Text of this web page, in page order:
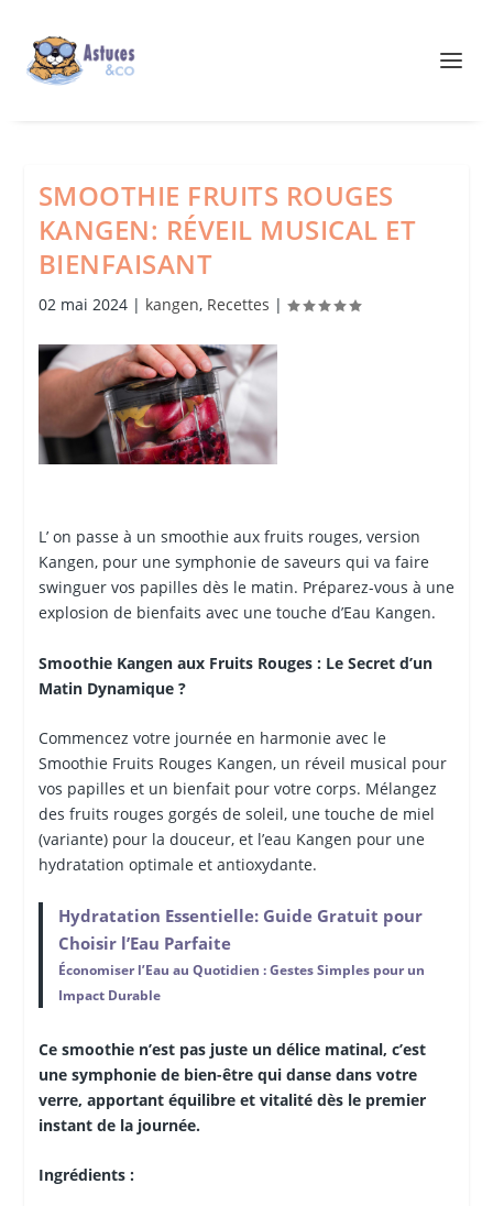
SMOOTHIE FRUITS ROUGES
KANGEN: RÉVEIL MUSICAL ET
BIENFAISANT
02 mai 2024| kangen, Recettes |
L’ on passe à un smoothie aux fruits rouges, version
Kangen, pour une symphonie de saveurs qui va faire
swinguer vos papilles dès le matin. Préparez-vous à une
explosion de bienfaits avec une touche d’Eau Kangen.
Smoothie Kangen aux Fruits Rouges : Le Secret d’un
Matin Dynamique ?
Commencez votre journée en harmonie avec le
Smoothie Fruits Rouges Kangen, un réveil musical pour
vos papilles et un bienfait pour votre corps. Mélangez
des fruits rouges gorgés de soleil, une touche de miel
(variante) pour la douceur, et l’eau Kangen pour une
hydratation optimale et antioxydante.
Hydratation Essentielle: Guide Gratuit pour
Choisir l’Eau Parfaite
Économiser l’Eau au Quotidien : Gestes Simples pour un
Impact Durable
Ce smoothie n’est pas juste un délice matinal, c’est
une symphonie de bien-être qui danse dans votre
verre, apportant équilibre et vitalité dès le premier
instant de la journée.
Ingrédients :